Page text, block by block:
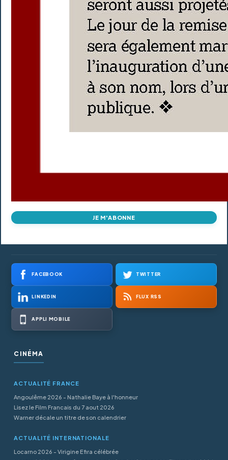
JE M'ABONNE
FACEBOOK TWITTER
LINKEDIN FLUX RSS
APPLI MOBILE
CINÉMA
ACTUALITÉ FRANCE
Angoulême 2026 - Nathalie Baye à l'honneur
Lisez le Film Francais du 7 aout 2026
Warner décale un titre de son calendrier
ACTUALITÉ INTERNATIONALE
Locarno 2026 - Virigine Efira célébrée